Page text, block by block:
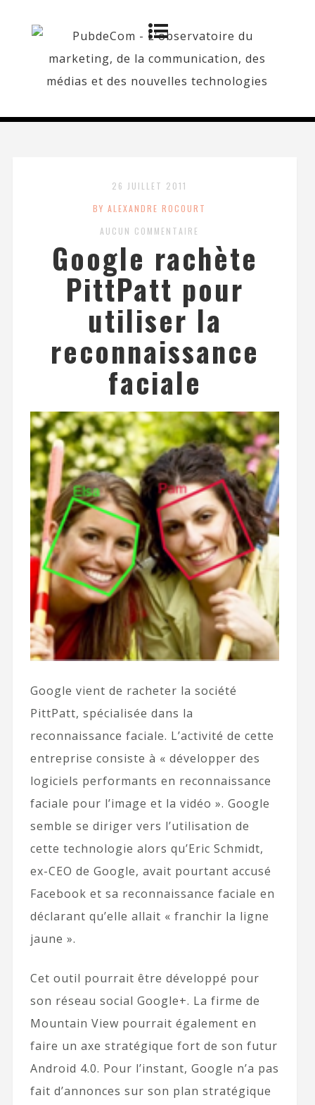
26 JUILLET 2011
BY ALEXANDRE ROCOURT
AUCUN COMMENTAIRE
Google rachète
PittPatt pour
utiliser la
reconnaissance
faciale
Google vient de racheter la société
PittPatt, spécialisée dans la
reconnaissance faciale. L’activité de cette
entreprise consiste à « développer des
logiciels performants en reconnaissance
faciale pour l’image et la vidéo ». Google
semble se diriger vers l’utilisation de
cette technologie alors qu’Eric Schmidt,
ex-CEO de Google, avait pourtant accusé
Facebook et sa reconnaissance faciale en
déclarant qu’elle allait « franchir la ligne
jaune ».
Cet outil pourrait être développé pour
son réseau social Google+. La firme de
Mountain View pourrait également en
faire un axe stratégique fort de son futur
Android 4.0. Pour l’instant, Google n’a pas
fait d’annonces sur son plan stratégique